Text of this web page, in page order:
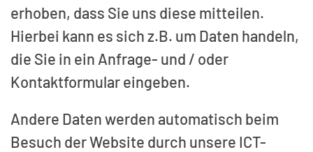
erhoben, dass Sie uns diese mitteilen.
Hierbei kann es sich z.B. um Daten handeln,
die Sie in ein Anfrage- und / oder
Kontaktformular eingeben.
Andere Daten werden automatisch beim
Besuch der Website durch unsere ICT-